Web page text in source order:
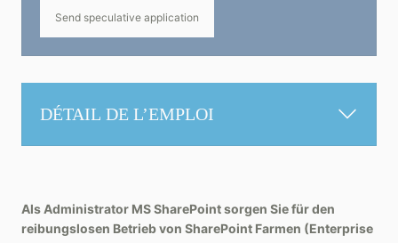
Send speculative application
DÉTAIL DE L’EMPLOI
Als Administrator MS SharePoint sorgen Sie für den
reibungslosen Betrieb von SharePoint Farmen (Enterprise